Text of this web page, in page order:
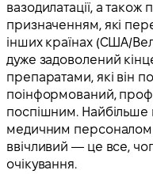
вазодилатації, а
призначенням, які
інших країнах (США/
дуже задоволений
препаратами, які він
поінформований,
поспішним. Найбільше
медичним персоналом
ввічливий — це все,
очікування.